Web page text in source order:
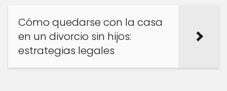
Cómo quedarse con la casa
en un divorcio sin hijos:
estrategias legales